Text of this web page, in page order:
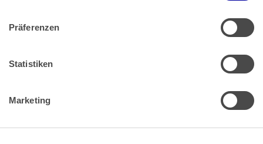
Präferenzen
Statistiken
Marketing
Muster Widerrufsformular (PDF)
Barrierefreiheit